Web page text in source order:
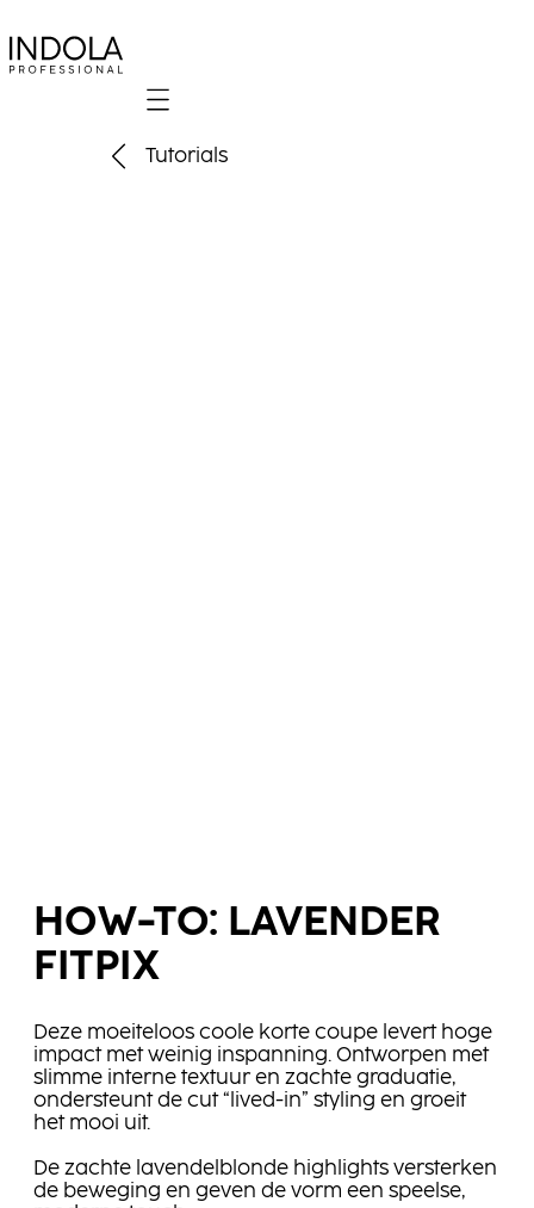
Mobile navigation
Tutorials
HOW-TO: LAVENDER
FITPIX
Deze moeiteloos coole korte coupe levert hoge
impact met weinig inspanning. Ontworpen met
slimme interne textuur en zachte graduatie,
ondersteunt de cut “lived-in” styling en groeit
het mooi uit.
De zachte lavendelblonde highlights versterken
de beweging en geven de vorm een speelse,